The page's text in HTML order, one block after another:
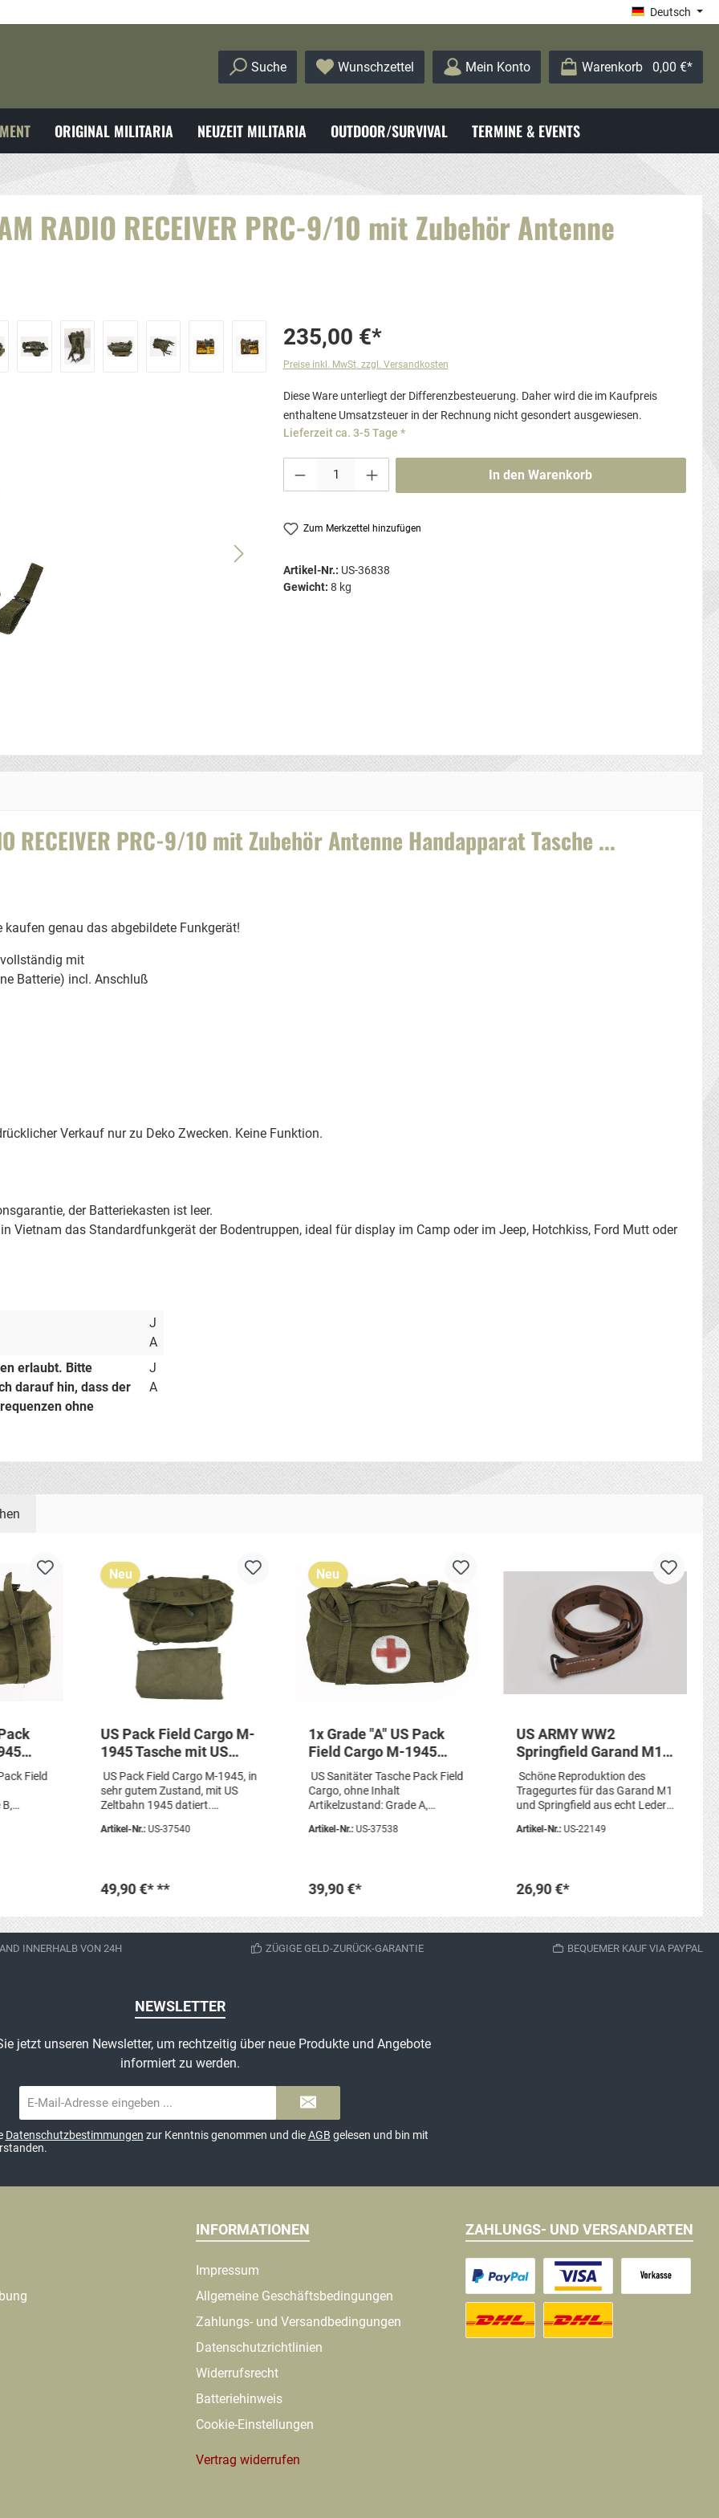
Deutsch
Suche Wunschzettel Mein Konto Warenkorb 0,00 €*
ORIGINAL MILITARIA NEUZEIT MILITARIA OUTDOOR/SURVIVAL TERMINE & EVENTS
RADIO RECEIVER PRC-9/10 mit Zubehör Antenne
235,00 €*
Preise inkl. MwSt. zzgl. Versandkosten
Diese Ware unterliegt der Differenzbesteuerung. Daher wird die im Kaufpreis
enthaltene Umsatzsteuer in der Rechnung nicht gesondert ausgewiesen.
Lieferzeit ca. 3-5 Tage *
Produkt Anzahl: Gib den gewünschten Wert ein oder benutze die Schaltflächen um die Anzahl zu
In den Warenkorb
Zum Merkzettel hinzufügen
Artikel-Nr.: US-36838
Gewicht: 8 kg
RECEIVER PRC-9/10 mit Zubehör Antenne Handapparat Tasche ...
genau das abgebildete Funkgerät!
vollständig mit
Batterie) incl. Anschluß
Verkauf nur zu Deko Zwecken. Keine Funktion.
der Batteriekasten ist leer.
Vietnam das Standardfunkgerät der Bodentruppen, ideal für display im Camp oder im Jeep, Hotchkiss, Ford Mutt oder
J
A
erlaubt. Bitte
darauf hin, dass der
ohne
J
A
Field
Neu
US Pack Field Cargo M-
1945 Tasche mit US
Shelter Zeltbahn
Zeltplane 1945 oliv
US Pack Field Cargo M-1945, in
sehr gutem Zustand, mit US
Zeltbahn 1945 datiert.
Original Sie erhalten genau den
Artikel-Nr.: US-37540
49,90 €***
In den Warenkorb
Neu
1x Grade "A" US Pack
Field Cargo M-1945
Medic Sanitäter Tasche
Red Cross Rotkreuz
US Sanitäter Tasche Pack Field
Cargo, ohne Inhalt
Artikelzustand: Grade A,
1x Stück
Artikel-Nr.: US-37538
39,90 €*
In den Warenkorb
US ARMY WW2
Springfield Garand M1
Trageriemen Leder
Gewehr Riemen Riffle
Sling
Schöne Reproduktion des
Tragegurtes für das Garand M1
und Springfield aus echt Leder,
3,2 cmLänge: 123 cm
Artikel-Nr.: US-22149
26,90 €*
In den Warenkorb
INNERHALB VON 24H ZÜGIGE GELD-ZURÜCK-GARANTIE BEQUEMER KAUF VIA PAYPAL
NEWSLETTER
jetzt unseren Newsletter, um rechtzeitig über neue Produkte und Angebote
informiert zu werden.
Mail-
Adresse*
Datenschutzbestimmungen zur Kenntnis genommen und dieAGB gelesen und bin mit
INFORMATIONEN
Impressum
Allgemeine Geschäftsbedingungen
Zahlungs- und Versandbedingungen
Datenschutzrichtlinien
Widerrufsrecht
Batteriehinweis
Cookie-Einstellungen
Vertrag widerrufen
ZAHLUNGS- UND VERSANDARTEN